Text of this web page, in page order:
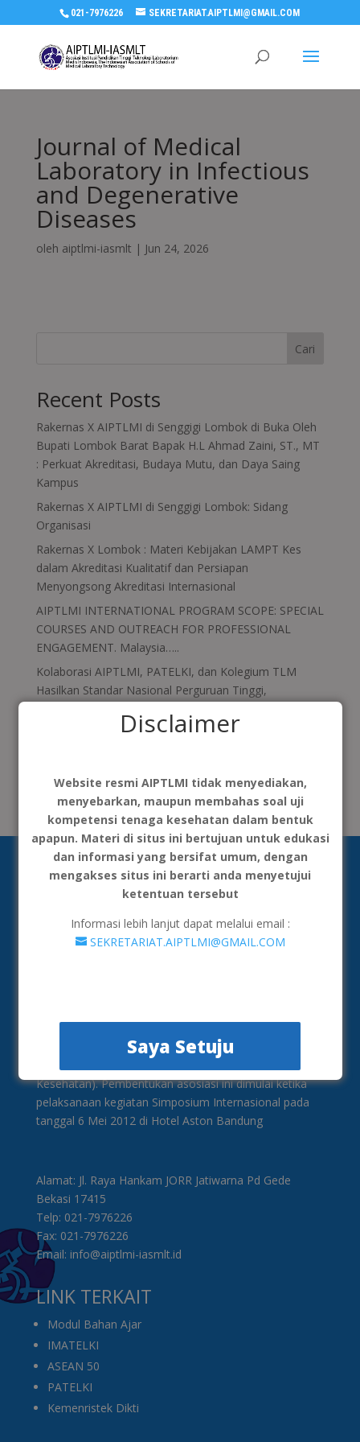
021-7976226 SEKRETARIAT.AIPTLMI@GMAIL.COM
Journal of Medical
Laboratory in Infectious
and Degenerative
Diseases
oleh aiptlmi-iasmlt | Jun 24, 2026
Cari
Recent Posts
Rakernas X AIPTLMI di Senggigi Lombok di Buka Oleh
Bupati Lombok Barat Bapak H.L Ahmad Zaini, ST., MT
: Perkuat Akreditasi, Budaya Mutu, dan Daya Saing
Kampus
Rakernas X AIPTLMI di Senggigi Lombok: Sidang
Organisasi
Rakernas X Lombok : Materi Kebijakan LAMPT Kes
dalam Akreditasi Kualitatif dan Persiapan
Menyongsong Akreditasi Internasional
AIPTLMI INTERNATIONAL PROGRAM SCOPE: SPECIAL
COURSES AND OUTREACH FOR PROFESSIONAL
ENGAGEMENT. Malaysia…..
Kolaborasi AIPTLMI, PATELKI, dan Kolegium TLM
Hasilkan Standar Nasional Perguruan Tinggi,
Tidak ada komentar untuk ditampilkan.
institusi penyelenggara Pendidikan Tinggi Teknologi
Laboratorium Medik yang semula bernama AIPTAKI
Kesehatan). Pembentukan asosiasi ini dimulai ketika
pelaksanaan kegiatan Simposium Internasional pada
tanggal 6 Mei 2012 di Hotel Aston Bandung
Alamat: Jl. Raya Hankam JORR Jatiwarna Pd Gede
Bekasi 17415
Telp: 021-7976226
Fax: 021-7976226
Email: info@aiptlmi-iasmlt.id
LINK TERKAIT
Modul Bahan Ajar
IMATELKI
ASEAN 50
PATELKI
Kemenristek Dikti
Disclaimer
Website resmi AIPTLMI tidak menyediakan,
menyebarkan, maupun membahas soal uji
kompetensi tenaga kesehatan dalam bentuk
apapun. Materi di situs ini bertujuan untuk edukasi
dan informasi yang bersifat umum, dengan
mengakses situs ini berarti anda menyetujui
ketentuan tersebut
Informasi lebih lanjut dapat melalui email :
SEKRETARIAT.AIPTLMI@GMAIL.COM
Saya Setuju